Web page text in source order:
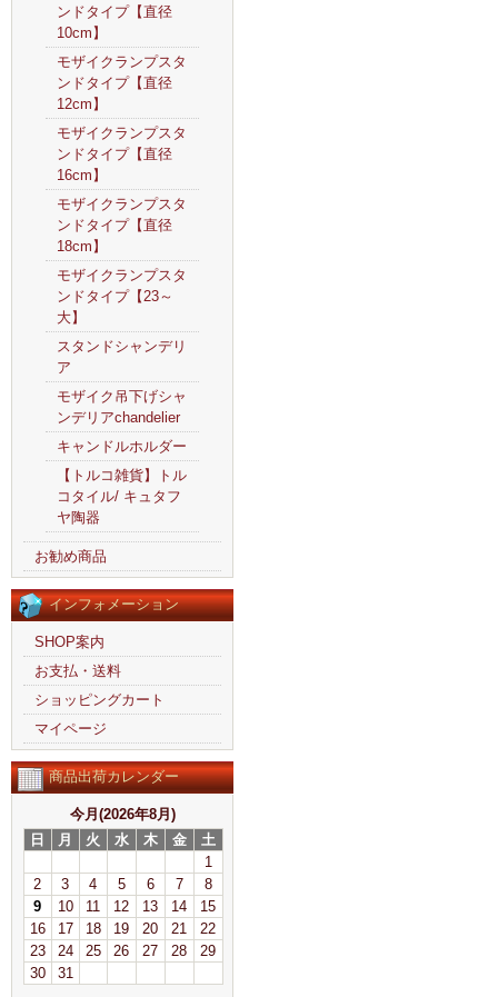
ンドタイプ【直径
10cm】
モザイクランプスタ
ンドタイプ【直径
12cm】
モザイクランプスタ
ンドタイプ【直径
16cm】
モザイクランプスタ
ンドタイプ【直径
18cm】
モザイクランプスタ
ンドタイプ【23～
大】
スタンドシャンデリ
ア
モザイク吊下げシャ
ンデリアchandelier
キャンドルホルダー
【トルコ雑貨】トル
コタイル/ キュタフ
ヤ陶器
お勧め商品
インフォメーション
SHOP案内
お支払・送料
ショッピングカート
マイページ
商品出荷カレンダー
今月(2026年8月)
日
月 火 水 木 金
土
1
2
3 4 5 6 7
8
9
10 11 12 13 14
15
16
17 18 19 20 21
22
23
24 25 26 27 28
29
30
31